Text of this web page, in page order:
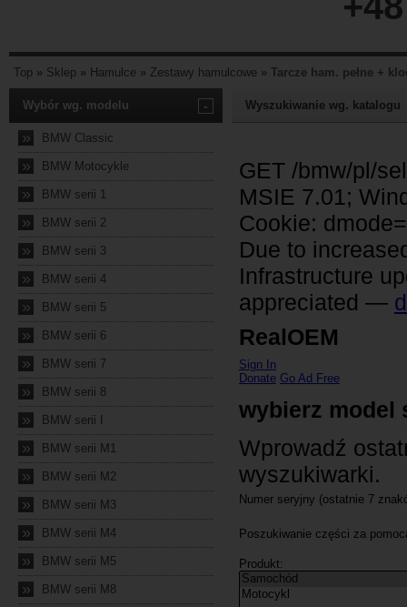
Top » Sklep » Hamulce » Zestawy hamulcowe » Tarcze ham. pełne +
Wybór wg. modelu -
» BMW Classic
» BMW Motocykle
» BMW serii 1
» BMW serii 2
» BMW serii 3
» BMW serii 4
» BMW serii 5
» BMW serii 6
» BMW serii 7
» BMW serii 8
» BMW serii I
» BMW serii M1
» BMW serii M2
» BMW serii M3
» BMW serii M4
» BMW serii M5
» BMW serii M8
Wyszukiwanie wg. katalogu